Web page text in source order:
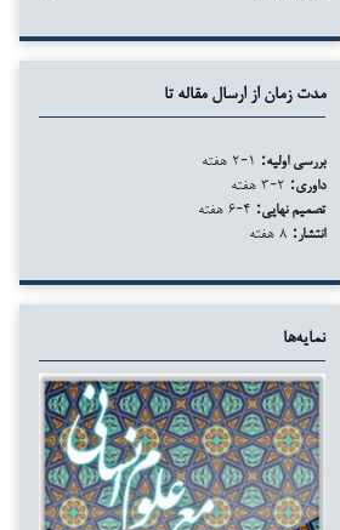
مدت زمان از ارسال مقاله تا
بررسی اولیه:
داوری:
تصمیم نهایی:
انتشار:
نمایه‌ها